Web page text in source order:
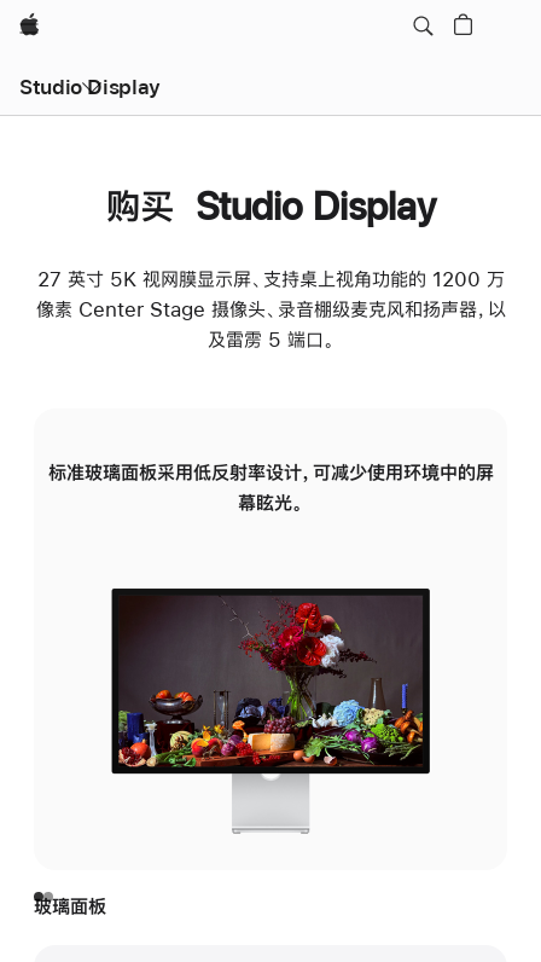
Apple
Studio Display
购买 Studio Display
27 英寸 5K 视网膜显示屏、支持桌上视角功能的 1200 万
像素 Center Stage 摄像头、录音棚级麦克风和扬声器，以
及雷雳 5 端口。
标准玻璃面板采用低反射率设计，可减少使用环境中的屏
幕眩光。
玻璃面板